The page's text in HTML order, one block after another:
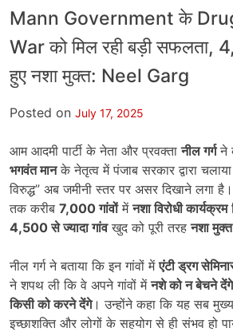
Mann Government के
War को मिल रही बड़ी
हुए नशा मुक्त: Neel Garg
Posted on July 17, 2025
आम आदमी पार्टी के नेता और प्रवक्तानील गर्गने
भगवंत मानके नेतृत्व में पंजाब सरकार द्वारा चलाया
विरुद्ध” अब जमीनी स्तर पर असर दिखाने लगा
तक करीब 7,000गांवोंमेंनशा विरोधी कार्यक्रम
4,500से ज्यादा गांवखुद को पूरी तरहनशा मुक्त
नील गर्ग ने बताया कि इन गांवों मेंएंटी ड्रग
ने शपथ ली कि वे अपने गांवों मेंनशे को न बेचने देंगे
किसी को करने देंगे। उन्होंने कहा कि यह सब
इच्छाशक्ति और लोगों के सहयोग से ही संभव हो